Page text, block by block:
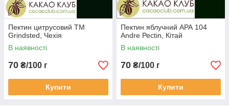
Пектин цитрусовий ТМ
Grindsted, Чехія
В наявності
70 ₴/100 г
Купити
Пектин яблучний АРА 104
Andre Реctin, Кітай
В наявності
70 ₴/100 г
Купити